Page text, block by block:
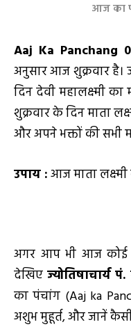
आज का
Aaj Ka Panchang
अनुसार आज शुक्रवार है।
दिन देवी महालक्ष्मी का
शुक्रवार के दिन माता
और अपने भक्तों की सभी
उपाय :आज माता
अगर आप भी आज कोई
देखिए ज्योतिषाचार्य
का पंचांग (Aaj ka
अशुभ मुहूर्त, और जानें